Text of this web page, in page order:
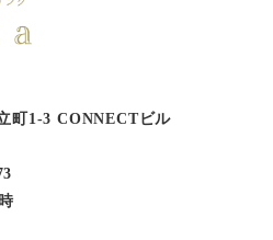
町1-3 CONNECTビル